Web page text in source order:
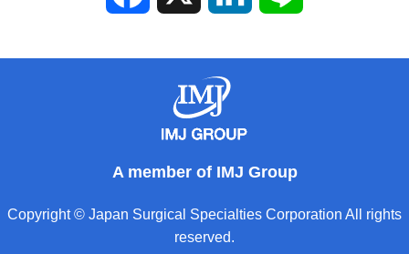
A member of IMJ Group
Copyright © Japan Surgical Specialties Corporation All rights
reserved.